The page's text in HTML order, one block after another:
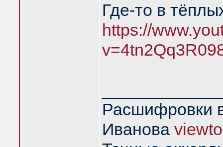
Где-то в
https://
Расшифровки
Иванова